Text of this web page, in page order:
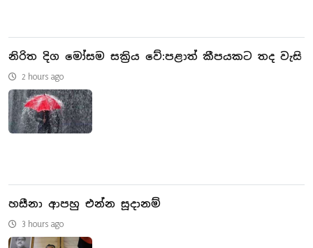
නිරිත දිග මෝසම සක්‍රිය වේ:පළාත් කීපයකට තද වැසි
2 hours ago
හසීනා ආපහු එන්න සූදානම්
3 hours ago